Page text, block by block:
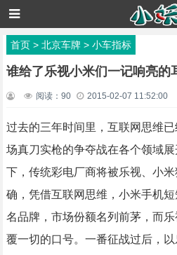
首页> 北京车牌> 小车指标
谁给了乐视小米们一记响亮的
阅读： 90 2015-02-07 11:52:00
过去的三年时间里，互联网思维
场真刀实枪的争夺战在各个领域
下，传统彩电厂商将被乐视、小
确，凭借互联网思维，小米手机
名品牌，市场份额名列前茅，而
覆一切的口号。一番征战过后，